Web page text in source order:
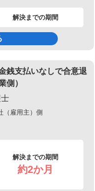
解決までの期間
銭支払いなしで合意退
側）
（雇用主）側
解決までの期間
約2か月